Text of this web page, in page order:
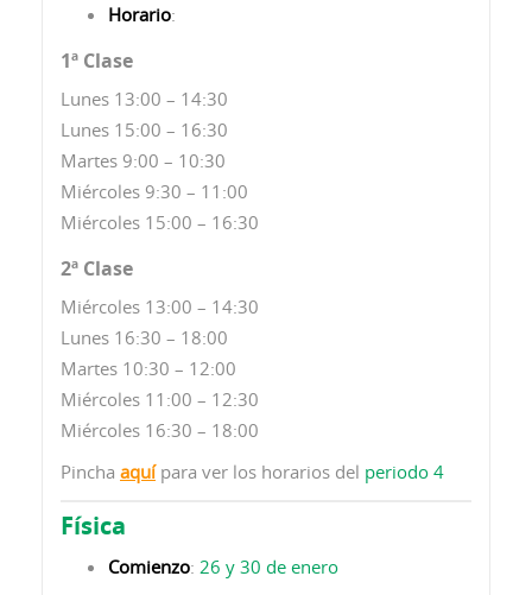
Horario:
1ª Clase
Lunes 13:00 – 14:30
Lunes 15:00 – 16:30
Martes 9:00 – 10:30
Miércoles 9:30 – 11:00
Miércoles 15:00 – 16:30
2ª Clase
Miércoles 13:00 – 14:30
Lunes 16:30 – 18:00
Martes 10:30 – 12:00
Miércoles 11:00 – 12:30
Miércoles 16:30 – 18:00
Pincha aquípara ver los horarios del periodo 4
Física
Comienzo: 26 y 30 de enero